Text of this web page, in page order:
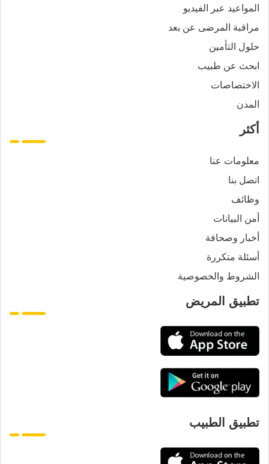
المواعيد عبر الفيديو
مراقبة المرضى عن بعد
حلول التأمين
ابحث عن طبيب
الاختصاصات
المدن
أكثر
معلومات عنا
اتصل بنا
وظائف
أمن البيانات
أخبار وصحافة
أسئلة متكررة
الشروط والخصوصية
تطبيق المريض
تطبيق الطبيب